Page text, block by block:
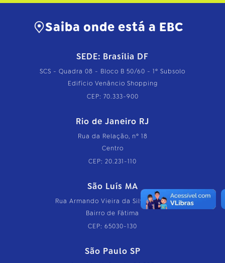
Saiba onde está a EBC
SEDE: Brasília DF
SCS - Quadra 08 - Bloco B 50/60 - 1º Subsolo
Edifício Venâncio Shopping
CEP: 70.333-900
Rio de Janeiro RJ
Rua da Relação, nº 18
Centro
CEP: 20.231-110
São Luís MA
Rua Armando Vieira da Silva, nº 126
Bairro de Fátima
CEP: 65030-130
São Paulo SP